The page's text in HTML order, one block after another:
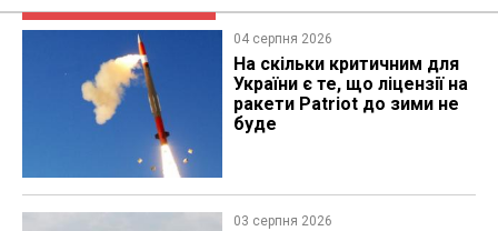
04 серпня 2026
На скільки критичним для
України є те, що ліцензії на
ракети Patriot до зими не
буде
03 серпня 2026